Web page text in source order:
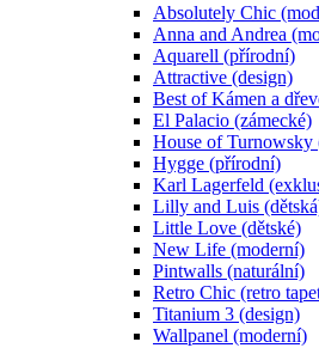
Absolutely Chic
Anna and Andrea
Aquarell (přírodní)
Attractive (design)
Best of Kámen a
El Palacio (zámecké)
House of Turnowsky
Hygge (přírodní)
Karl Lagerfeld
Lilly and Luis
Little Love (dětské)
New Life (moderní)
Pintwalls (naturální)
Retro Chic (retro
Titanium 3 (design)
Wallpanel (moderní)